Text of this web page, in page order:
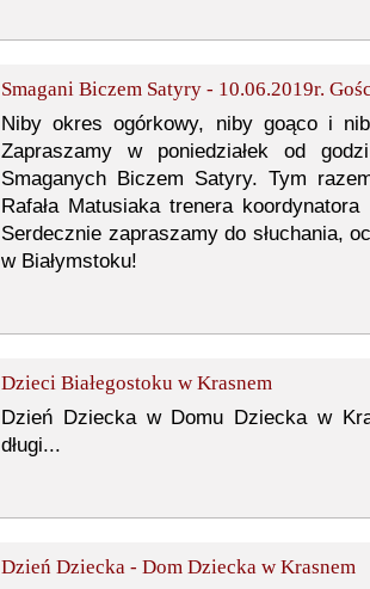
Smagani Biczem Satyry - 10.06.2019r.
Niby okres ogórkowy, niby goąco i
Zapraszamy w poniedziałek od
Smaganych Biczem Satyry. Tym
Rafała Matusiaka trenera
Serdecznie zapraszamy do słuchania,
w Białymstoku!
Dzieci Białegostoku w Krasnem
Dzień Dziecka w Domu Dziecka w
długi...
Dzień Dziecka - Dom Dziecka w Krasnem